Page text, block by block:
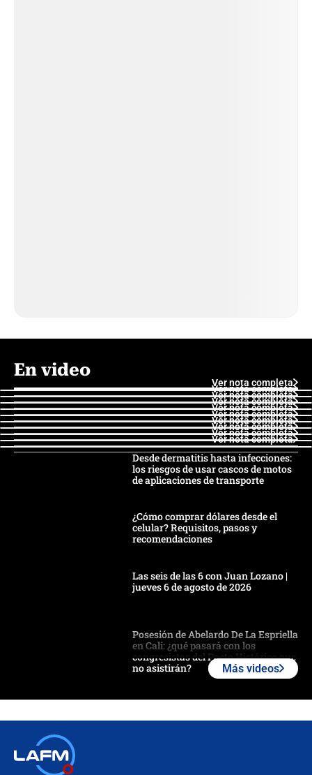
En video
Ver nota completa
Ver nota completa
Ver nota completa
Ver nota completa
Ver nota completa
Ver nota completa
Ver nota completa
Ver nota completa
Ver nota completa
Ver nota completa
Desde dermatitis hasta infecciones:
los riesgos de usar cascos de motos
de aplicaciones de transporte
¿Cómo comprar dólares desde el
celular? Requisitos, pasos y
recomendaciones
Las seis de las 6 con Juan Lozano |
jueves 6 de agosto de 2026
Posesión de Abelardo De La Espriella
en Cali: ¿qué pasará con los
congresistas del Pacto Histórico que
no asistirán?
Más videos